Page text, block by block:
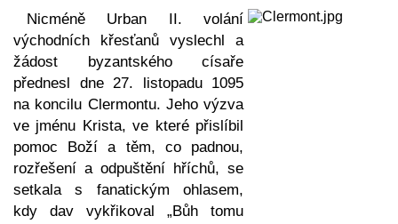
Nicméně Urban II. volání
východních křesťanů vyslechl a
žádost byzantského císaře
přednesl dne 27. listopadu 1095
na koncilu Clermontu. Jeho výzva
ve jménu Krista, ve které přislíbil
pomoc Boží a těm, co padnou,
rozřešení a odpuštění hříchů, se
setkala s fanatickým ohlasem,
kdy dav vykřikoval „Bůh tomu